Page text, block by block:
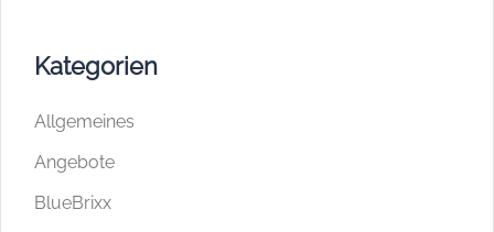
Kategorien
Allgemeines
Angebote
BlueBrixx